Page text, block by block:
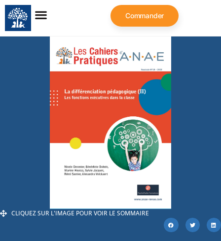
Commander
CLIQUEZ SUR L'IMAGE POUR VOIR LE SOMMAIRE